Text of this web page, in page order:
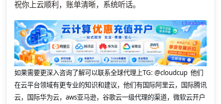
祝你上云顺利，账单清晰，系统听话。
如果需要更深入咨询了解可以联系全球代理上TG: @cloudcup 他们
在云平台领域有更专业的知识和建议，他们有国际阿里云，国际腾讯
云，国际华为云，aws亚马逊，谷歌云一级代理的渠道，微软云开户